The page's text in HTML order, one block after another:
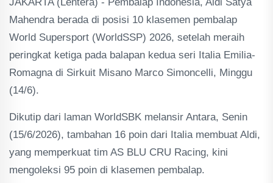
Mahendra berada di posisi 10 klasemen pembalap
World Supersport (WorldSSP) 2026, setelah meraih
peringkat ketiga pada balapan kedua seri Italia Emilia-
Romagna di Sirkuit Misano Marco Simoncelli, Minggu
(14/6).
Dikutip dari laman WorldSBK melansir Antara, Senin
(15/6/2026), tambahan 16 poin dari Italia membuat Aldi,
yang memperkuat tim AS BLU CRU Racing, kini
mengoleksi 95 poin di klasemen pembalap.